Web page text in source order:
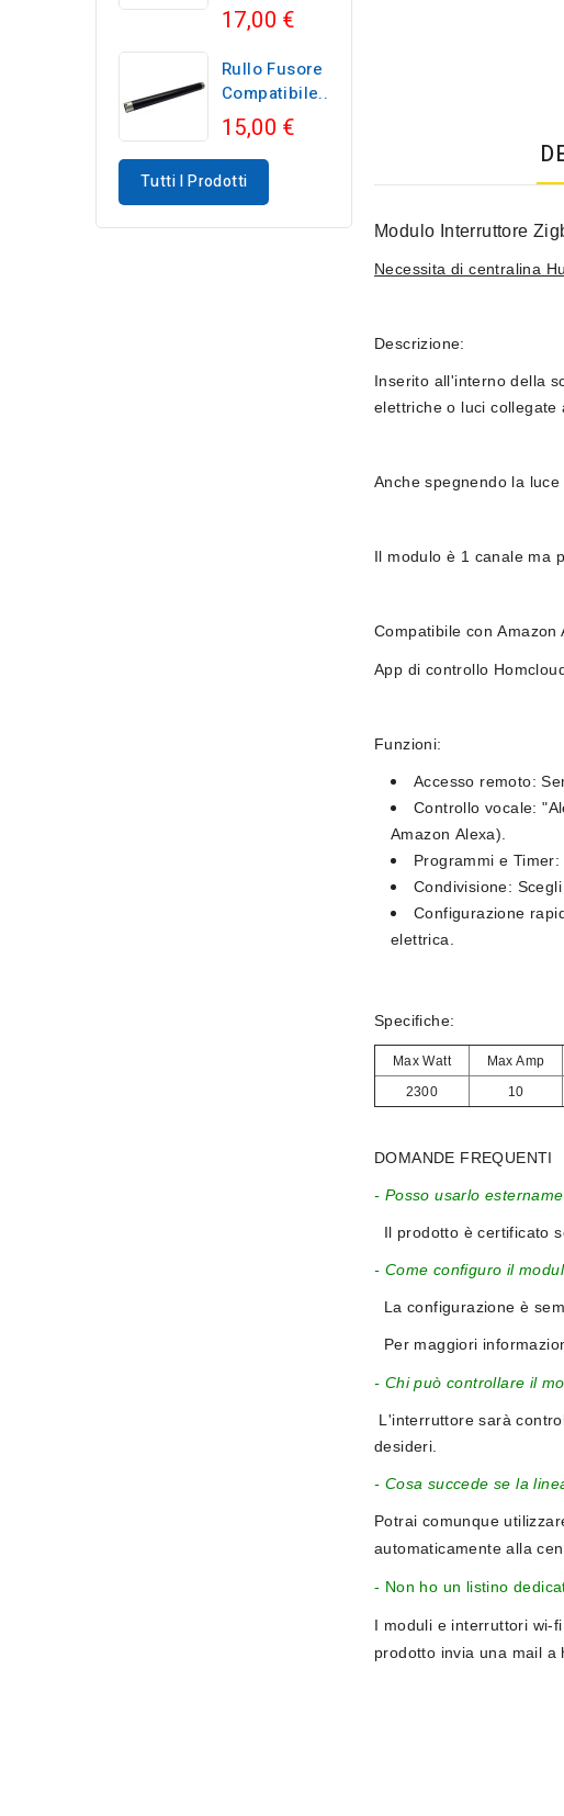
17,00 €
Rullo Fusore
Compatibile...
15,00 €
Tutti I Prodotti
Modulo Interruttore
Necessita di centralina
Descrizione:
Inserito all'interno della
elettriche o luci
Anche spegnendo la
Il modulo è 1 canale ma
Compatibile con Amazon
App di controllo
Funzioni:
Accesso remoto:
Controllo vocale:
Amazon Alexa).
Programmi e Timer:
Condivisione:
Configurazione
elettrica.
Specifiche:
Max Watt Max Amp
2300
10
DOMANDE FREQUENTI
- Posso usarlo
Il prodotto è certificato
- Come configuro il
La configurazione è
Per maggiori
- Chi può controllare il
L'interruttore sarà
desideri.
- Cosa succede se la
Potrai comunque
automaticamente alla
- Non ho un listino
I moduli e interruttori wi-
prodotto invia una mail a